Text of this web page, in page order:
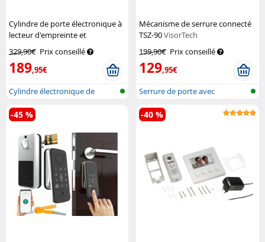
Cylindre de porte électronique à
lecteur d'empreinte et
application TSZ-580.fp VisorTech
329,90€ Prix conseillé
189,95€
Cylindre électronique de
serrure de...
Mécanisme de serrure connecté
TSZ-90VisorTech
199,90€ Prix conseillé
129,95€
Serrure de porte avec
Bluetooth et...
-45 % -40 %